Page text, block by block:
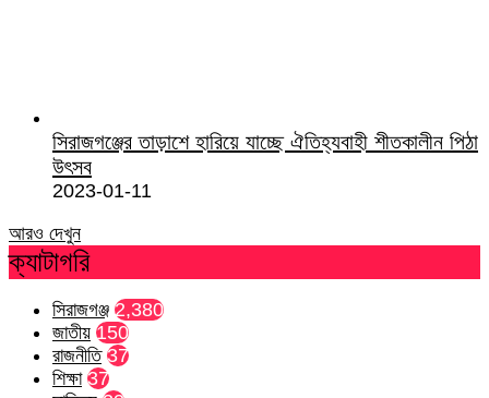
সিরাজগঞ্জের তাড়াশে হারিয়ে যাচ্ছে ঐতিহ্যবাহী শীতকালীন পিঠা
উৎসব
2023-01-11
আরও দেখুন
ক্যাটাগরি
সিরাজগঞ্জ 2,380
জাতীয় 150
রাজনীতি 37
শিক্ষা 37